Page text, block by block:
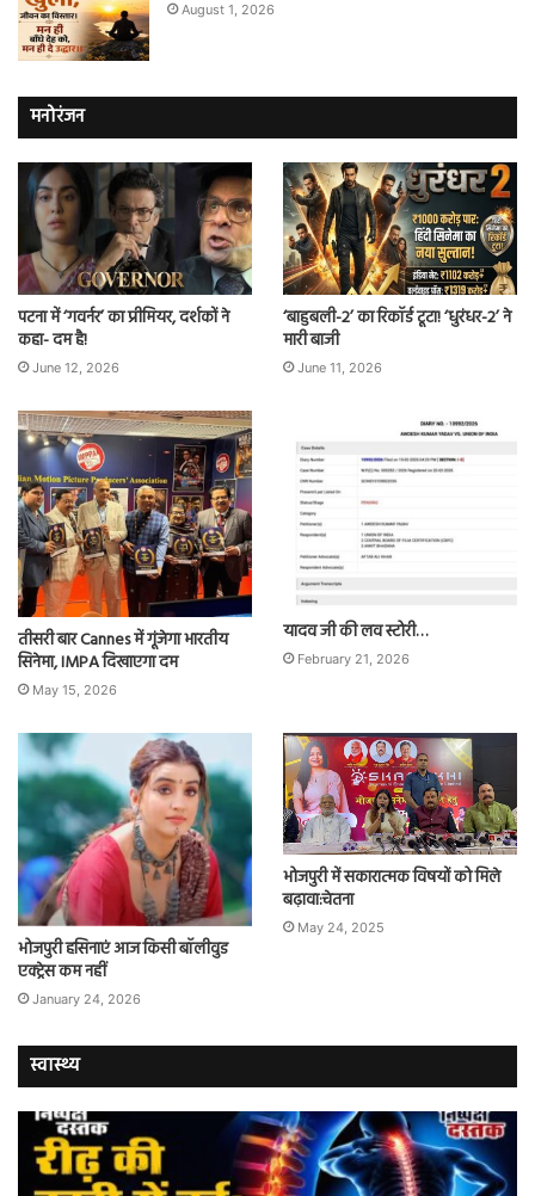
August 1, 2026
मनोरंजन
पटना में ‘गवर्नर’ का प्रीमियर, दर्शकों ने
कहा- दम है!
June 12, 2026
‘बाहुबली-2’ का रिकॉर्ड टूटा! ‘धुरंधर-2’ ने
मारी बाजी
June 11, 2026
तीसरी बार Cannes में गूंजेगा भारतीय
सिनेमा, IMPA दिखाएगा दम
May 15, 2026
यादव जी की लव स्टोरी…
February 21, 2026
भोजपुरी हसिनाएं आज किसी बॉलीवुड
एक्ट्रेस कम नहीं
January 24, 2026
भोजपुरी में सकारात्मक विषयों को मिले
बढ़ावा:चेतना
May 24, 2025
स्वास्थ्य